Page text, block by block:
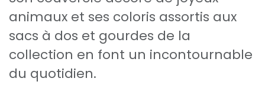
animaux et ses coloris assortis aux
sacs à dos et gourdes de la
collection en font un incontournable
du quotidien.